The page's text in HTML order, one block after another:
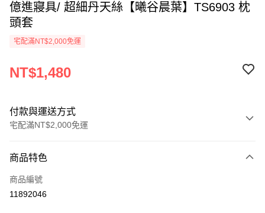
億進寢具/ 超細丹天絲【曦谷晨葉】TS6903 枕
頭套
宅配滿NT$2,000免運
NT$1,480
付款與運送方式
宅配滿NT$2,000免運
信用卡一次付款
信用卡分期付款
商品特色
商品編號
11892046